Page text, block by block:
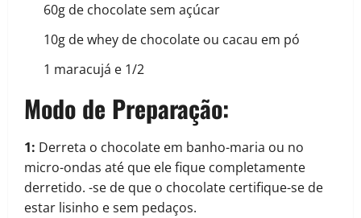
60g de chocolate sem açúcar
10g de whey de chocolate ou cacau em pó
1 maracujá e 1/2
Modo de Preparação:
1: Derreta o chocolate em banho-maria ou no
micro-ondas até que ele fique completamente
derretido. -se de que o chocolate certifique-se de
estar lisinho e sem pedaços.